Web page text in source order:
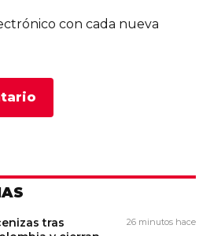
con cada nueva
tras
26 minutos hace